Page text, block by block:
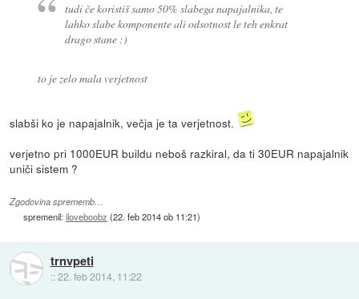
tudi če koristiš samo 50% slabega napajalnika, te
lahko slabe komponente ali odsotnost le teh enkrat
drago stane :)
to je zelo mala verjetnost
slabši ko je napajalnik, večja je ta verjetnost.
verjetno pri 1000EUR buildu neboš razkiral, da ti 30EUR napajalnik
uniči sistem ?
Zgodovina sprememb…
spremenil:iloveboobz (22. feb 2014 ob 11:21)
trnvpeti
::22. feb 2014, 11:22